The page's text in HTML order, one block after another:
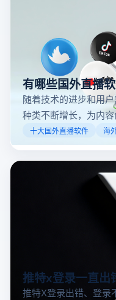
有哪些国外直播
随着技术的进步和用
种类不断增长，为内
的机遇。如果你是一
大国外直播软件排行
登多开浏览器一起来
十大国外直播软件 海
推特x登录一直出
推特X登录出错、登录